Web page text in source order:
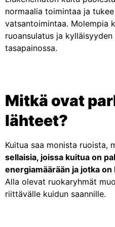
normaalia toimintaa ja
vatsantoimintaa. Molempia
ruoansulatus ja
tasapainossa.
Mitkä ovat
lähteet?
Kuitua saa monista ruoista,
sellaisia, joissa kuitua on
energiamäärään ja jotka
Alla olevat ruokaryhmät
riittävälle kuidun saannille.